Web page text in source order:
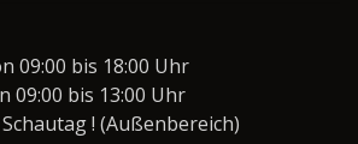
09:00 bis 18:00 Uhr
09:00 bis 13:00 Uhr
! (Außenbereich)